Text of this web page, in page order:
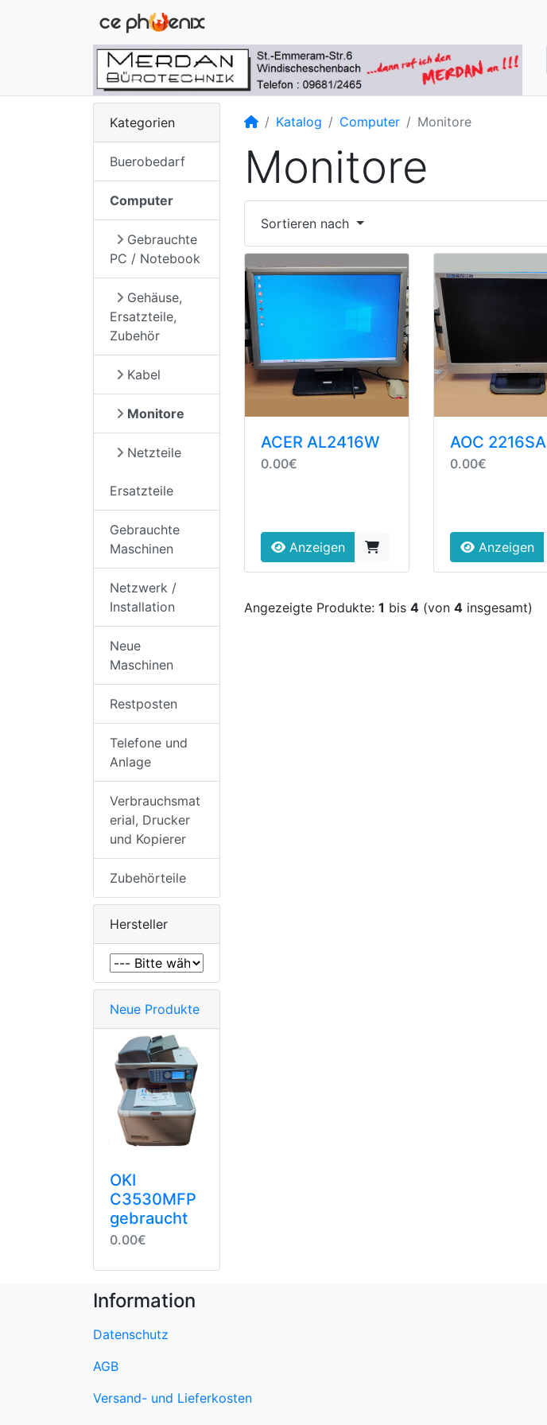
Startseite
Katalog Computer Monitore
Monitore
Sortieren nach
ACER AL2416W
0.00€
Anzeigen
AOC 2216SA
0.00€
Anzeigen
Angezeigte Produkte: 1 bis 4 (von 4 insgesamt)
Kategorien
Buerobedarf
Computer
Gebrauchte
PC / Notebook
Gehäuse,
Ersatzteile,
Zubehör
Kabel
Monitore
Netzteile
Ersatzteile
Gebrauchte
Maschinen
Netzwerk /
Installation
Neue
Maschinen
Restposten
Telefone und
Anlage
Verbrauchsmat
erial, Drucker
und Kopierer
Zubehörteile
Hersteller
Neue Produkte
OKI
C3530MFP
gebraucht
0.00€
Information
Datenschutz
AGB
Versand- und Lieferkosten